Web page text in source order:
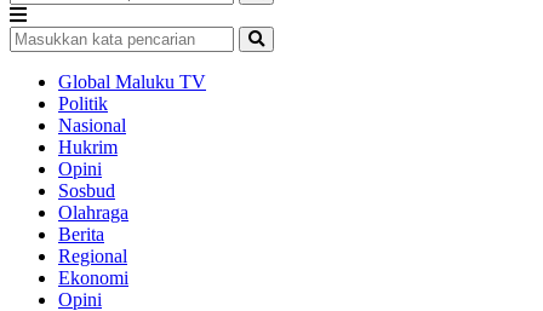
Global Maluku TV
Politik
Nasional
Hukrim
Opini
Sosbud
Olahraga
Berita
Regional
Ekonomi
Opini